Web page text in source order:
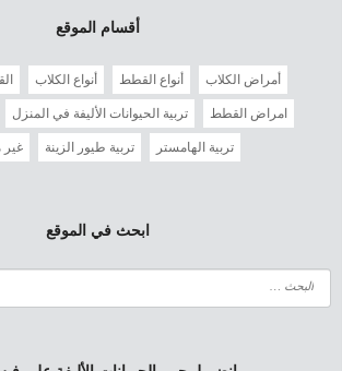
أقسام الموقع
أمراض الكلاب أنواع القطط أنواع الكلاب
امراض القطط تربية الحيوانات الأليفة في المنزل
تربية الهامستر تربية طيور الزينة
ابحث في الموقع